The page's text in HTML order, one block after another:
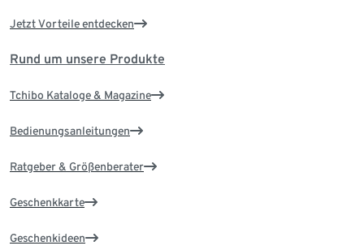
Jetzt Vorteile entdecken
Rund um unsere Produkte
Tchibo Kataloge & Magazine
Bedienungsanleitungen
Ratgeber & Größenberater
Geschenkkarte
Geschenkideen